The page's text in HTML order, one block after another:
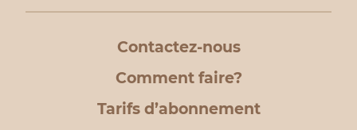
Contactez-nous
Comment faire?
Tarifs d’abonnement